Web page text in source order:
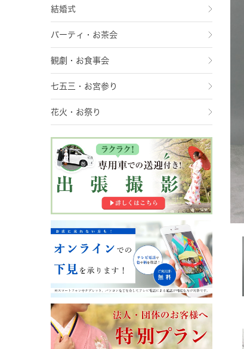
結婚式
パーティ・お茶会
観劇・お食事会
七五三・お宮参り
花火・お祭り